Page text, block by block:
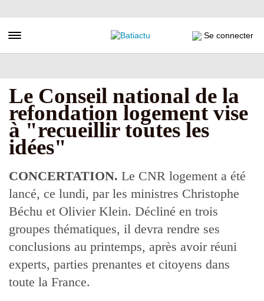
au
principal
Toggle navigation Se connecter
Le Conseil national de la
refondation logement vise
à "recueillir toutes les
idées"
CONCERTATION. Le CNR logement a été
lancé, ce lundi, par les ministres Christophe
Béchu et Olivier Klein. Décliné en trois
groupes thématiques, il devra rendre ses
conclusions au printemps, après avoir réuni
experts, parties prenantes et citoyens dans
toute la France.